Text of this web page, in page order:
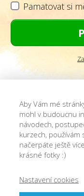
Pamatovat si
Aby Vám mé
mohl v budoucnu
návodech,
kurzech, používám
načerpáte ještě
krásné fotky :)
Nastavení cookies